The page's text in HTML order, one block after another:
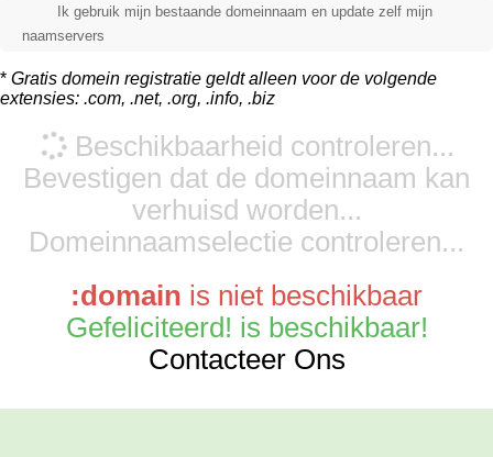
Ik gebruik mijn bestaande domeinnaam en update zelf mijn
naamservers
* Gratis domein registratie geldt alleen voor de volgende
extensies: .com, .net, .org, .info, .biz
Beschikbaarheid controleren...
Bevestigen dat de domeinnaam kan
verhuisd worden...
Domeinnaamselectie controleren...
:domain is niet beschikbaar
Gefeliciteerd! is beschikbaar!
Contacteer Ons